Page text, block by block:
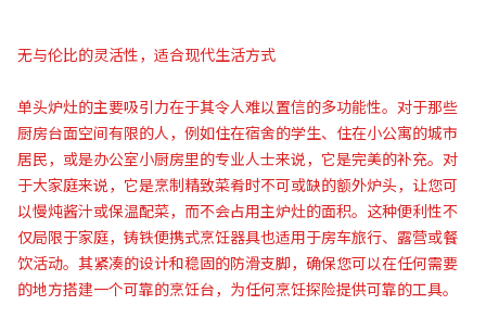
无与伦比的灵活性，适合现代生活方式
单头炉灶的主要吸引力在于其令人难以置信的多功能性。对于那些
厨房台面空间有限的人，例如住在宿舍的学生、住在小公寓的城市
居民，或是办公室小厨房里的专业人士来说，它是完美的补充。对
于大家庭来说，它是烹制精致菜肴时不可或缺的额外炉头，让您可
以慢炖酱汁或保温配菜，而不会占用主炉灶的面积。这种便利性不
仅局限于家庭，铸铁便携式烹饪器具也适用于房车旅行、露营或餐
饮活动。其紧凑的设计和稳固的防滑支脚，确保您可以在任何需要
的地方搭建一个可靠的烹饪台，为任何烹饪探险提供可靠的工具。